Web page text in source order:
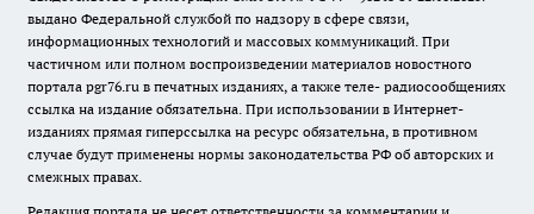
выдано Федеральной службой по надзору в сфере связи,
информационных технологий и массовых коммуникаций. При
частичном или полном воспроизведении материалов новостного
портала pgr76.ru в печатных изданиях, а также теле- радиосообщениях
ссылка на издание обязательна. При использовании в Интернет-
изданиях прямая гиперссылка на ресурс обязательна, в противном
случае будут применены нормы законодательства РФ об авторских и
смежных правах.